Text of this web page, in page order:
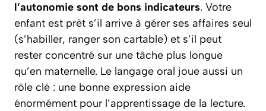
l’autonomie sont de bons indicateurs. Votre
enfant est prêt s’il arrive à gérer ses affaires seul
(s’habiller, ranger son cartable) et s’il peut
rester concentré sur une tâche plus longue
qu’en maternelle. Le langage oral joue aussi un
rôle clé : une bonne expression aide
énormément pour l’apprentissage de la lecture.